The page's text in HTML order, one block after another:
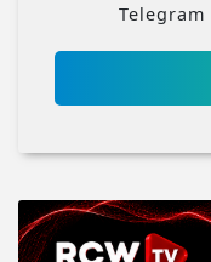
Telegram